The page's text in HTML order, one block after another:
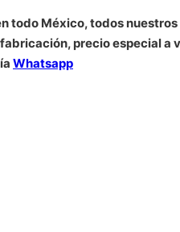
todo México, todos nuestros
precio especial a
Whatsapp